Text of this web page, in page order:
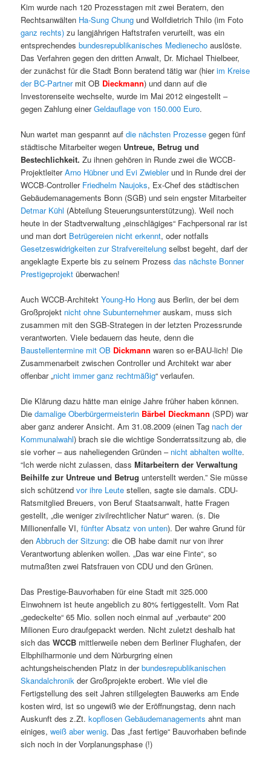
Kim wurde nach 120 Prozesstagen mit zwei Beratern, den
Rechtsanwälten Ha-Sung Chung und Wolfdietrich Thilo (im Foto
ganz rechts) zu langjährigen Haftstrafen verurteilt, was ein
entsprechendesbundesrepublikanisches Medienecho auslöste.
Das Verfahren gegen den dritten Anwalt, Dr. Michael Thielbeer,
der zunächst für die Stadt Bonn beratend tätig war (hierim Kreise
der BC-Partnermit OB Dieckmann) und dann auf die
Investorenseite wechselte, wurde im Mai 2012 eingestellt –
gegen Zahlung einerGeldauflage von 150.000 Euro.
Nun wartet man gespannt aufdie nächsten Prozesse gegen fünf
städtische Mitarbeiter wegen Untreue, Betrug und
Bestechlichkeit.Zu ihnen gehören in Runde zwei die WCCB-
ProjektleiterArno Hübner und Evi Zwieblerund in Runde drei der
WCCB-Controller Friedhelm Naujoks, Ex-Chef des städtischen
Gebäudemanagements Bonn (SGB) und sein engster Mitarbeiter
Detmar Kühl (Abteilung Steuerungsunterstützung). Weil noch
heute in der Stadtverwaltung „einschlägiges“ Fachpersonal rar ist
und man dort Betrügereien nicht erkennt, oder notfalls
Gesetzeswidrigkeiten zur Strafvereitelungselbst begeht, darf der
angeklagte Experte bis zu seinem Prozessdas nächste Bonner
Prestigeprojekt überwachen!
Auch WCCB-ArchitektYoung-Ho Hong aus Berlin, der bei dem
Großprojekt nicht ohne Subunternehmerauskam, muss sich
zusammen mit den SGB-Strategen in der letzten Prozessrunde
verantworten. Viele bedauern das heute, denn die
Baustellentermine mit OB Dickmann waren so er-BAU-lich! Die
Zusammenarbeit zwischen Controller und Architekt war aber
offenbar „nicht immer ganz rechtmäßig“ verlaufen.
Die Klärung dazu hätte man einige Jahre früher haben können.
Diedamalige Oberbürgermeisterin Bärbel Dieckmann (SPD) war
aber ganz anderer Ansicht. Am 31.08.2009 (einen Tag nach der
Kommunalwahl) brach sie die wichtige Sonderratssitzung ab, die
sie vorher – aus naheliegenden Gründen – nicht abhalten wollte.
“Ich werde nicht zulassen, dassMitarbeitern der Verwaltung
Beihilfe zur Untreue und Betrug unterstellt werden.” Sie müsse
sich schützendvor ihre Leute stellen, sagte sie damals. CDU-
Ratsmitglied Breuers, von Beruf Staatsanwalt, hatte Fragen
gestellt, „die weniger zivilrechtlicher Natur“ waren. (s. Die
Millionenfalle VI,fünfter Absatz von unten). Der wahre Grund für
denAbbruch der Sitzung: die OB habe damit nur von ihrer
Verantwortung ablenken wollen. „Das war eine Finte“, so
mutmaßten zwei Ratsfrauen von CDU und den Grünen.
Das Prestige-Bauvorhaben für eine Stadt mit 325.000
Einwohnern ist heute angeblich zu 80% fertiggestellt. Vom Rat
„gedeckelte“ 65 Mio. sollen noch einmal auf „verbaute“ 200
Milionen Euro draufgepackt werden. Nicht zuletzt deshalb hat
sich dasWCCB mittlerweile neben dem Berliner Flughafen, der
Elbphilharmonie und dem Nürburgring einen
achtungsheischenden Platz in derbundesrepublikanischen
Skandalchronik der Großprojekte erobert. Wie viel die
Fertigstellung des seit Jahren stillgelegten Bauwerks am Ende
kosten wird, ist so ungewiß wie der Eröffnungstag, denn nach
Auskunft des z.Zt.kopflosen Gebäudemanagements ahnt man
einiges,weiß aber wenig. Das „fast fertige“ Bauvorhaben befinde
sich noch in der Vorplanungsphase (!)